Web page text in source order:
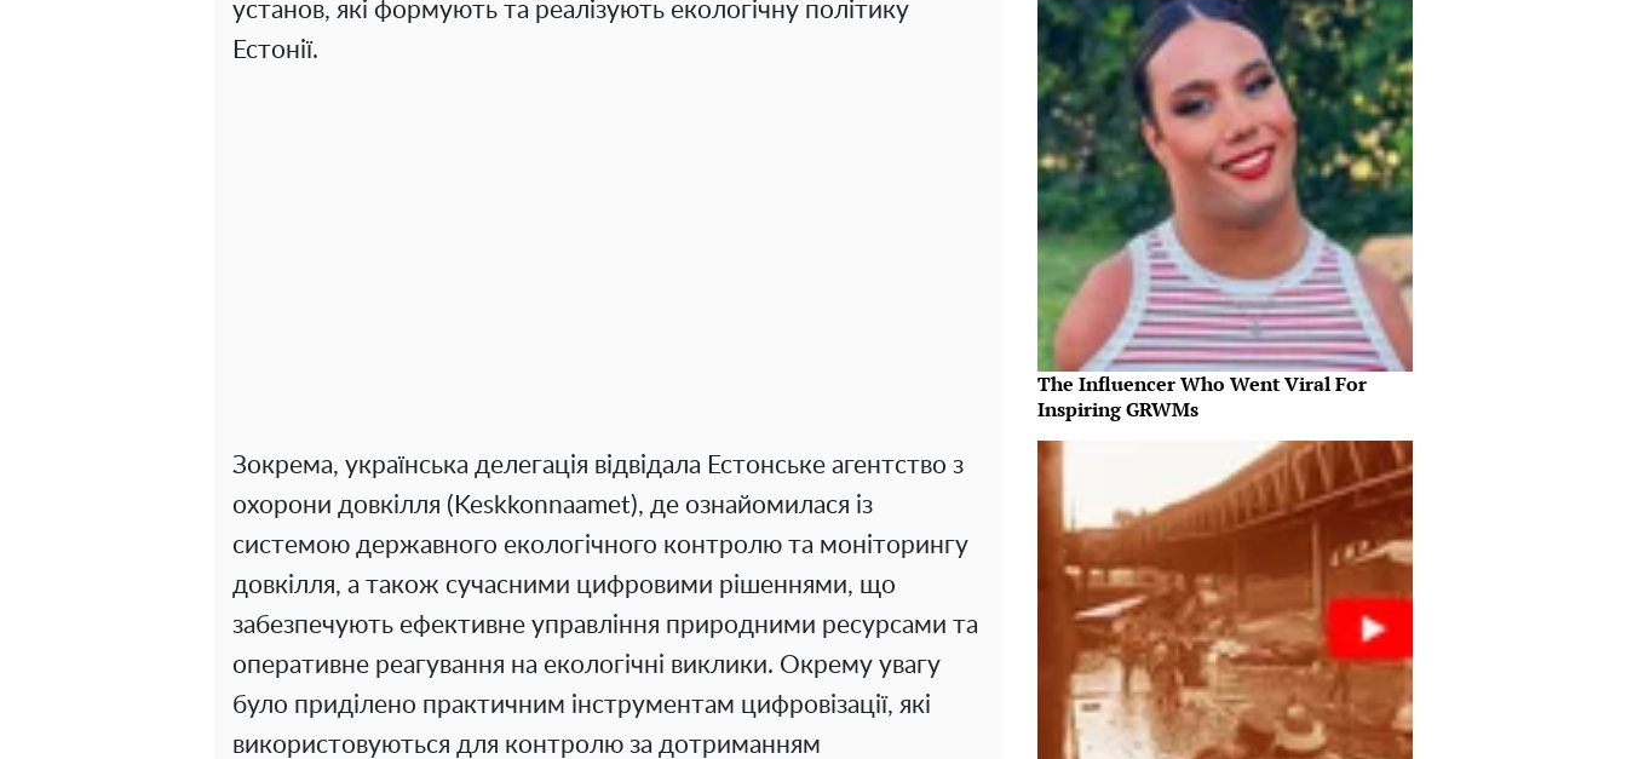
установ, які формують та реалізують екологічну політику
Естонії.
Зокрема, українська делегація відвідала Естонське агентство з
охорони довкілля (Keskkonnaamet), де ознайомилася із
системою державного екологічного контролю та моніторингу
довкілля, а також сучасними цифровими рішеннями, що
забезпечують ефективне управління природними ресурсами та
оперативне реагування на екологічні виклики. Окрему увагу
було приділено практичним інструментам цифровізації, які
використовуються для контролю за дотриманням
The Influencer Who Went Viral For
Inspiring GRWMs